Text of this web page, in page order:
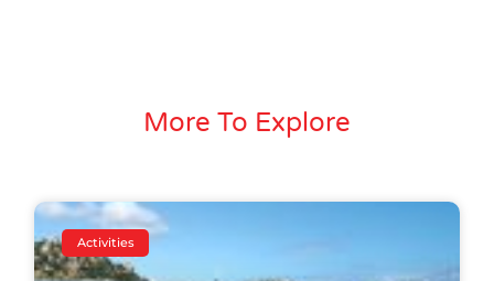
More To Explore
Activities